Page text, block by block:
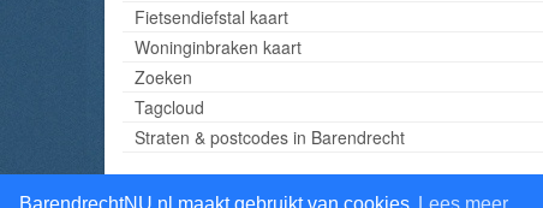
Fietsendiefstal kaart
Woninginbraken kaart
Zoeken
Tagcloud
Straten & postcodes in Barendrecht